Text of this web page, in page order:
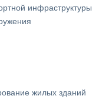
инфраструктуры
жилых зданий